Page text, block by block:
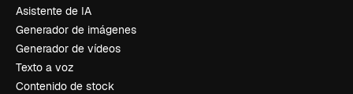
Asistente de IA
Generador de imágenes
Generador de vídeos
Texto a voz
Contenido de stock